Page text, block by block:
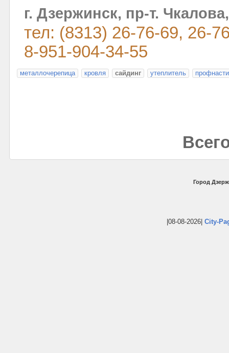
г. Дзержинск, пр-т.
тел: (8313) 26-76-69, 26-
8-951-904-34-55
металлочерепица кровля сайдинг утеплитель
Город
|08-08-2026| City-